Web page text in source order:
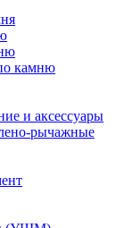
камню
и аксессуары
рычажные